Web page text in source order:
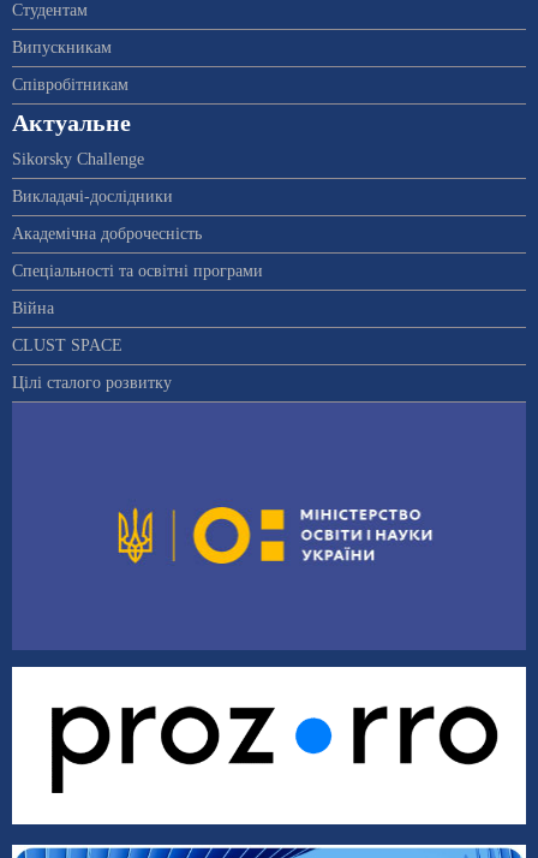
Студентам
Випускникам
Співробітникам
Актуальне
Sikorsky Challenge
Викладачі-дослідники
Академічна доброчесність
Спеціальності та освітні програми
Війна
CLUST SPACE
Цілі сталого розвитку